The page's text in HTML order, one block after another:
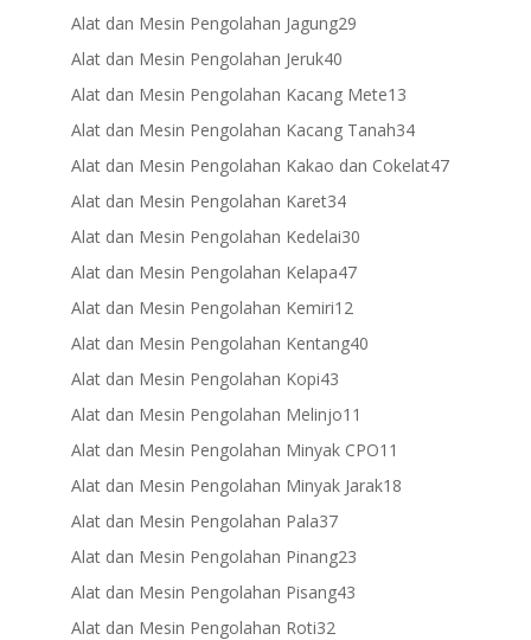
products
Alat dan Mesin Pengolahan Jagung2929
Alat dan Mesin Pengolahan Jeruk4040
products
Alat dan Mesin Pengolahan Kacang Mete1313
products
Alat dan Mesin Pengolahan Kacang Tanah3434
products
Alat dan Mesin Pengolahan Kakao dan Cokelat4747
Alat dan Mesin Pengolahan Karet3434
products
Alat dan Mesin Pengolahan Kedelai3030
Alat dan Mesin Pengolahan Kelapa4747
Alat dan Mesin Pengolahan Kemiri1212
products
Alat dan Mesin Pengolahan Kentang4040
Alat dan Mesin Pengolahan Kopi4343
products
Alat dan Mesin Pengolahan Melinjo11
products
Alat dan Mesin Pengolahan Minyak CPO11
products
Alat dan Mesin Pengolahan Minyak Jarak1818
Alat dan Mesin Pengolahan Pala3737
products
Alat dan Mesin Pengolahan Pinang2323
Alat dan Mesin Pengolahan Pisang4343
Alat dan Mesin Pengolahan Roti3232